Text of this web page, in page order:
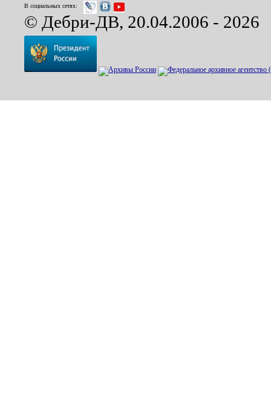
В социальных сетях:
© Дебри-ДВ, 20.04.2006 - 2026